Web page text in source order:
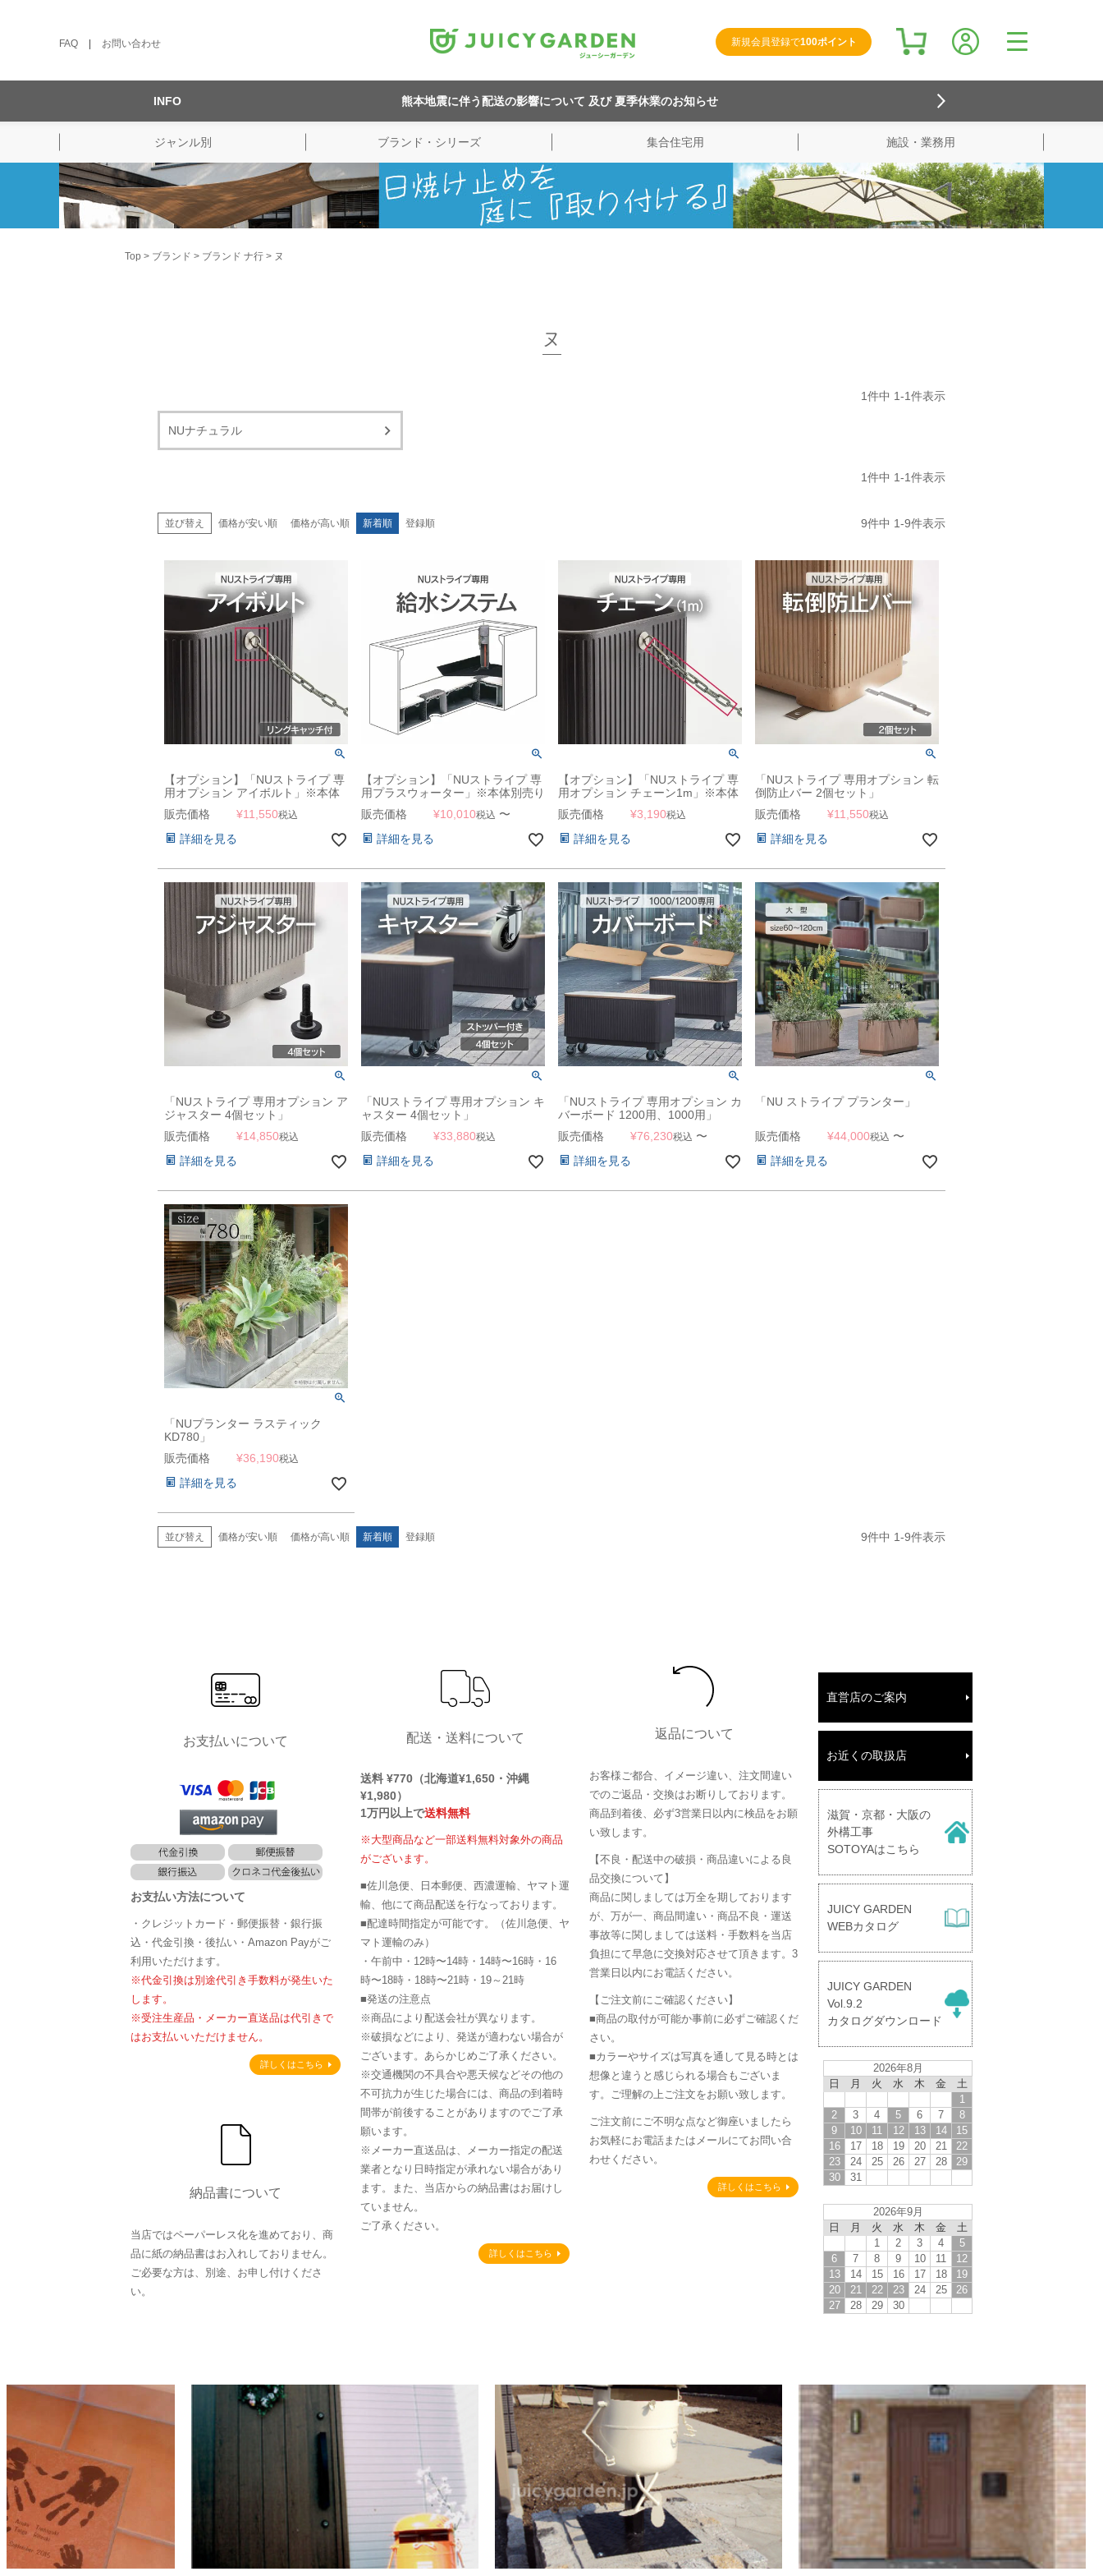
FAQ お問い合わせ 新規会員登録で100ポイント
検索
INFO 熊本地震に伴う配送の影響について 及び 夏季休業のお知らせ
ジャンル別 ブランド・シリーズ 集合住宅用 施設・業務用
Top ブランド ブランド ナ行 ヌ
ヌ
1件中 1-1件表示
NUナチュラル
1件中 1-1件表示
並び替え 価格が安い順 価格が高い順 新着順 登録順 9件中 1-9件表示
【オプション】「NUストライプ 専
用オプション アイボルト」※本体
別売り
販売価格 ¥11,550税込
詳細を見る
【オプション】「NUストライプ 専
用プラスウォーター」※本体別売り
販売価格
¥10,010税込 〜
詳細を見る
【オプション】「NUストライプ 専
用オプション チェーン1m」※本体
別売り
販売価格 ¥3,190税込
詳細を見る
「NUストライプ 専用オプション 転
倒防止バー 2個セット」
販売価格
¥11,550税込
詳細を見る
「NUストライプ 専用オプション ア
ジャスター 4個セット」
販売価格
¥14,850税込
詳細を見る
「NUストライプ 専用オプション キ
ャスター 4個セット」
販売価格
¥33,880税込
詳細を見る
「NUストライプ 専用オプション カ
バーボード 1200用、1000用」
販売価格
¥76,230税込 〜
詳細を見る
「NU ストライプ プランター」
販売価格 ¥44,000税込 〜
詳細を見る
「NUプランター ラスティック
KD780」
販売価格
¥36,190税込
詳細を見る
並び替え 価格が安い順 価格が高い順 新着順 登録順 9件中 1-9件表示
お支払いについて
お支払い方法について
・クレジットカード・郵便振替・銀行振
込・代金引換・後払い・Amazon Payがご
利用いただけます。
※代金引換は別途代引き手数料が発生いた
します。
※受注生産品・メーカー直送品は代引きで
はお支払いいただけません。
詳しくはこちら
納品書について
当店ではペーパーレス化を進めており、商
品に紙の納品書はお入れしておりません。
ご必要な方は、別途、お申し付けくださ
い。
配送・送料について
送料 ¥770（北海道¥1,650・沖縄
¥1,980）
1万円以上で送料無料
※大型商品など一部送料無料対象外の商品
がございます。
■佐川急便、日本郵便、西濃運輸、ヤマト運
輸、他にて商品配送を行なっております。
■配達時間指定が可能です。（佐川急便、ヤ
マト運輸のみ）
・午前中・12時〜14時・14時〜16時・16
時〜18時・18時〜21時・19～21時
■発送の注意点
※商品により配送会社が異なります。
※破損などにより、発送が適わない場合が
ございます。あらかじめご了承ください。
※交通機関の不具合や悪天候などその他の
不可抗力が生じた場合には、商品の到着時
間帯が前後することがありますのでご了承
願います。
※メーカー直送品は、メーカー指定の配送
業者となり日時指定が承れない場合があり
ます。また、当店からの納品書はお届けし
ていません。
ご了承ください。
詳しくはこちら
返品について
お客様ご都合、イメージ違い、注文間違い
でのご返品・交換はお断りしております。
商品到着後、必ず3営業日以内に検品をお願
い致します。
【不良・配送中の破損・商品違いによる良
品交換について】
商品に関しましては万全を期しております
が、万が一、商品間違い・商品不良・運送
事故等に関しましては送料・手数料を当店
負担にて早急に交換対応させて頂きます。3
営業日以内にお電話ください。
【ご注文前にご確認ください】
■商品の取付が可能か事前に必ずご確認くだ
さい。
■カラーやサイズは写真を通して見る時とは
想像と違うと感じられる場合もございま
す。ご理解の上ご注文をお願い致します。
ご注文前にご不明な点など御座いましたら
お気軽にお電話またはメールにてお問い合
わせください。
詳しくはこちら
直営店のご案内
お近くの取扱店
滋賀・京都・大阪の
外構工事
SOTOYAはこちら
JUICY GARDEN
WEBカタログ
JUICY GARDEN
Vol.9.2
カタログダウンロード
2026年8月
日
月 火 水 木 金
土
1
2
3 4 5 6 7
8
9
10 11 12 13 14
15
16
17 18 19 20 21
22
23
24 25 26 27 28
29
30
31
2026年9月
日
月 火 水 木 金
土
1
2 3 4
5
6
7 8 9 10 11
12
13
14 15 16 17 18
19
20
21 22 23 24 25
26
27
28 29 30